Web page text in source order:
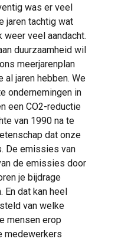
was er veel
jaren tachtig wat
weer veel aandacht.
duurzaamheid wil
meerjarenplan
jaren hebben. We
ondernemingen in
een CO2-reductie
van 1990 na te
dat onze
De emissies van
de emissies door
je bijdrage
En dat kan heel
van welke
mensen erop
medewerkers